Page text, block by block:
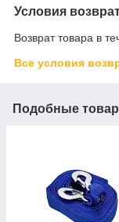
Условия
Возврат товара в
Все условия
Подобные